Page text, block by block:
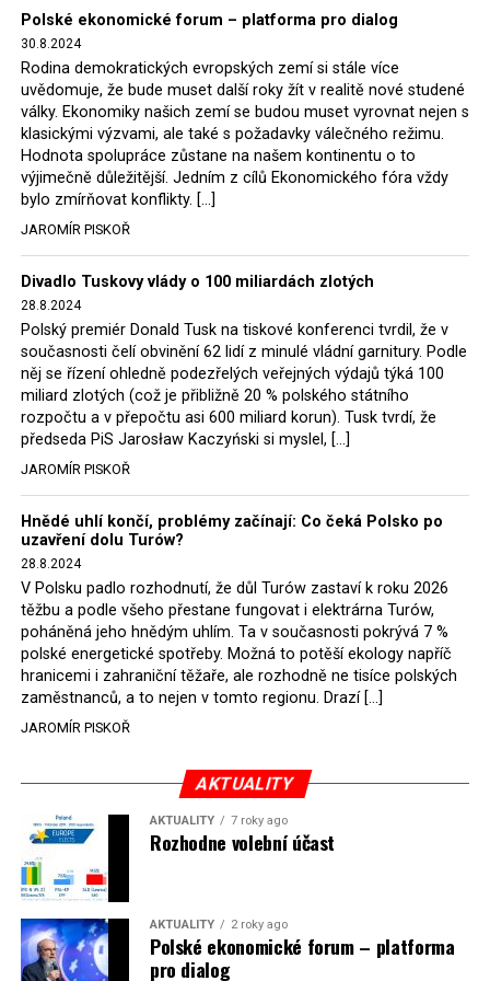
zelenou energetiku a uhlí pro provoz dožívajících
elektráren budou nakupovat za určené ceny ze státních
dolů. Taková je energetická politika nové polské vlády.
Ostatně expert Onichimowski podotkl, že na evropském
trhu s elektřinou je jí dost a je levná.
Jaromír Piskoř
Polské ekonomické forum – platforma pro dialog
30.8.2024
Rodina demokratických evropských zemí si stále více
uvědomuje, že bude muset další roky žít v realitě nové studené
války. Ekonomiky našich zemí se budou muset vyrovnat nejen s
klasickými výzvami, ale také s požadavky válečného režimu.
Hodnota spolupráce zůstane na našem kontinentu o to
výjimečně důležitější. Jedním z cílů Ekonomického fóra vždy
bylo zmírňovat konflikty. […]
JAROMÍR PISKOŘ
Divadlo Tuskovy vlády o 100 miliardách zlotých
28.8.2024
Polský premiér Donald Tusk na tiskové konferenci tvrdil, že v
současnosti čelí obvinění 62 lidí z minulé vládní garnitury. Podle
něj se řízení ohledně podezřelých veřejných výdajů týká 100
miliard zlotých (což je přibližně 20 % polského státního
rozpočtu a v přepočtu asi 600 miliard korun). Tusk tvrdí, že
předseda PiS Jarosław Kaczyński si myslel, […]
JAROMÍR PISKOŘ
Hnědé uhlí končí, problémy začínají: Co čeká Polsko po
uzavření dolu Turów?
28.8.2024
V Polsku padlo rozhodnutí, že důl Turów zastaví k roku 2026
těžbu a podle všeho přestane fungovat i elektrárna Turów,
poháněná jeho hnědým uhlím. Ta v současnosti pokrývá 7 %
polské energetické spotřeby. Možná to potěší ekology napříč
hranicemi i zahraniční těžaře, ale rozhodně ne tisíce polských
zaměstnanců, a to nejen v tomto regionu. Drazí […]
JAROMÍR PISKOŘ
AKTUALITY
AKTUALITY 7 roky ago
Rozhodne volební účast
AKTUALITY 2 roky ago
Polské ekonomické forum – platforma
pro dialog